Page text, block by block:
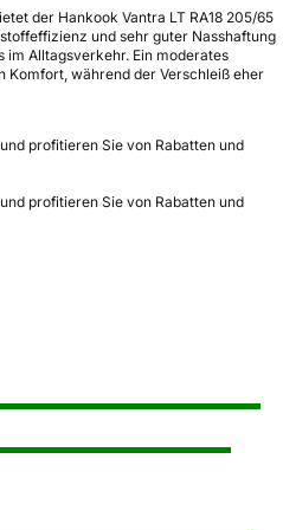
der Hankook Vantra LT RA18 205/65
und sehr guter Nasshaftung
Alltagsverkehr. Ein moderates
Komfort, während der Verschleiß eher
profitieren Sie von Rabatten und
profitieren Sie von Rabatten und